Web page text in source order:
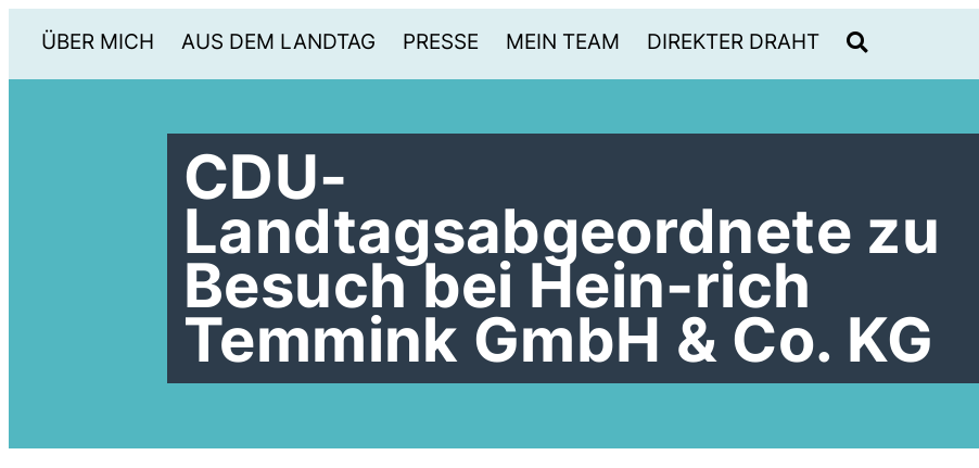
ÜBER MICH AUS DEM LANDTAG PRESSE MEIN TEAM DIREKTER DRAHT
CDU-
Landtagsabgeordnete zu
Besuch bei Hein-rich
Temmink GmbH & Co. KG